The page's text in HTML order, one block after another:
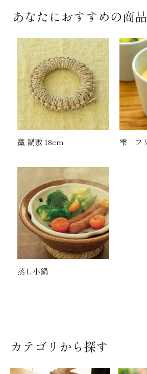
あなたにおすすめの商品
藁 鍋敷 18cm 雫 フ
蒸し小鍋
カテゴリから探す